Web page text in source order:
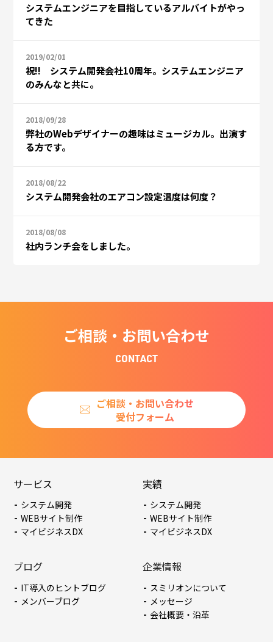
システムエンジニアを目指しているアルバイトがやっ
てきた
2019/02/01
祝!! システム開発会社10周年。システムエンジニア
のみんなと共に。
2018/09/28
弊社のWebデザイナーの趣味はミュージカル。出演す
る方です。
2018/08/22
システム開発会社のエアコン設定温度は何度？
2018/08/08
社内ランチ会をしました。
ご相談・お問い合わせ
CONTACT
ご相談・お問い合わせ
受付フォーム
サービス
システム開発
WEBサイト制作
マイビジネスDX
実績
システム開発
WEBサイト制作
マイビジネスDX
ブログ
IT導入のヒントブログ
メンバーブログ
企業情報
スミリオンについて
メッセージ
会社概要・沿革